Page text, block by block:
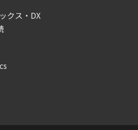
クス・DX